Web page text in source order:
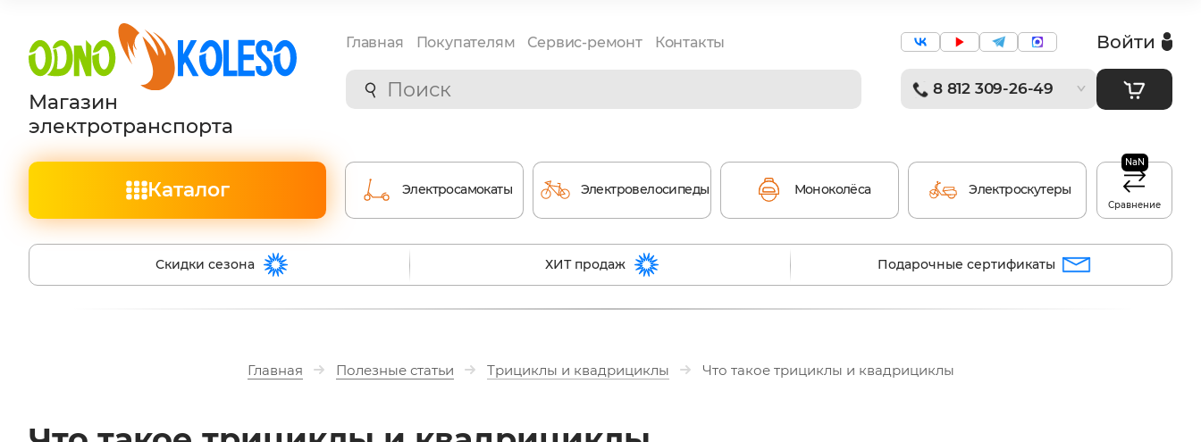
Магазин
электротранспорта
Главная Покупателям Сервис-ремонт Контакты Войти
8 812 309-26-49
Каталог Электросамокаты Электровелосипеды Моноколёса Электроскутеры
Сравнение
NaN
Скидки сезона ХИТ продаж Подарочные сертификаты
Главная Полезные статьи Трициклы и квадрициклы Что такое трициклы и квадрициклы